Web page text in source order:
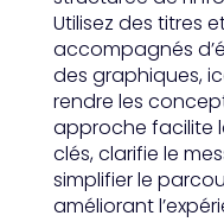
Utilisez des titres
accompagnés
des graphiques,
rendre les
approche facilite
clés, clarifie le
simplifier le
améliorant